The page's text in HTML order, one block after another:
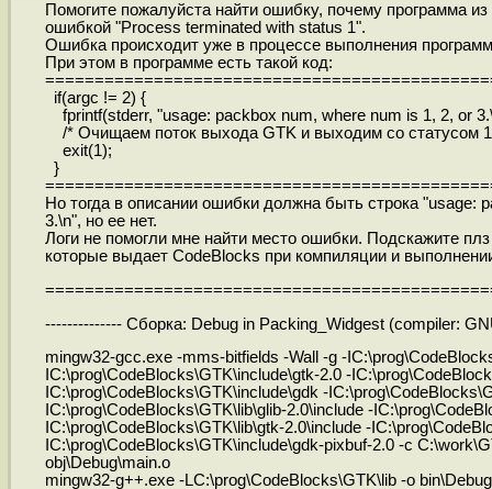
Помогите пожалуйста найти ошибку, почему программа
ошибкой "Process terminated with status 1".
Ошибка происходит уже в процессе выполнения
При этом в программе есть такой код:
if(argc != 2) {
fprintf(stderr, "usage: packbox num, where num is 1, 2, or
/* Очищаем поток выхода GTK и выходим со статусом
exit(1);
}
Но тогда в описании ошибки должна быть строка "usage:
3.\n", но ее нет.
Логи не помогли мне найти место ошибки. Подскажите
которые выдает CodeBlocks при компиляции и
-------------- Сборка: Debug in Packing_Widgest (compiler:
mingw32-gcc.exe -mms-bitfields -Wall -g -
IC:\prog\CodeBlocks\GTK\include\gtk-2.0 -
IC:\prog\CodeBlocks\GTK\include\gdk -
IC:\prog\CodeBlocks\GTK\lib\glib-2.0\include -
IC:\prog\CodeBlocks\GTK\lib\gtk-2.0\include -
IC:\prog\CodeBlocks\GTK\include\gdk-pixbuf-2.0 -c
obj\Debug\main.o
mingw32-g++.exe -LC:\prog\CodeBlocks\GTK\lib -o